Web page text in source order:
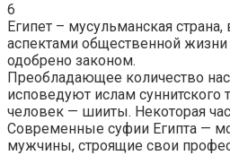
6
Египет – мусульманская
аспектами общественной жизни
одобрено законом.
Преобладающее количество
исповедуют ислам суннитского
человек — шииты. Некоторая
Современные суфии Египта —
мужчины, строящие свои